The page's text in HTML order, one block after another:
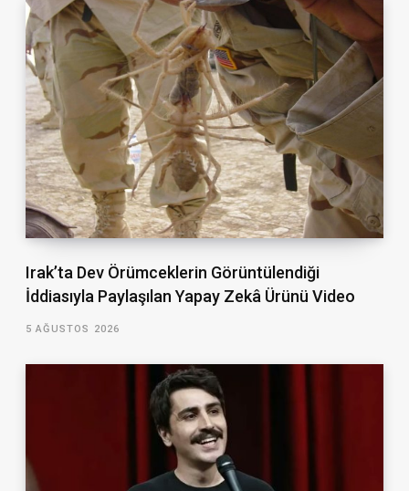
Irak’ta Dev Örümceklerin Görüntülendiği
İddiasıyla Paylaşılan Yapay Zekâ Ürünü Video
5 AĞUSTOS 2026